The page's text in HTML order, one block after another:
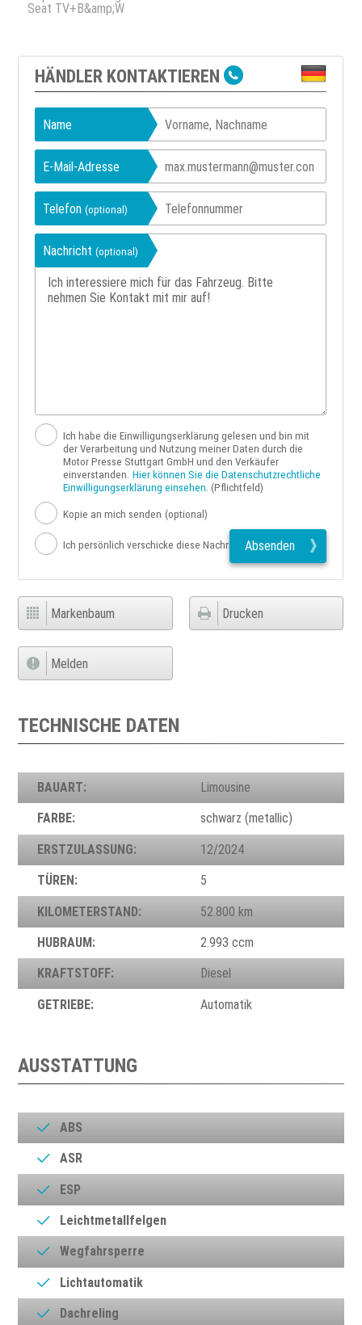
HÄNDLER KONTAKTIEREN
Name
E-Mail-Adresse
Telefon(optional)
Nachricht(optional)
Ich habe die Einwilligungserklärung gelesen und bin mit
der Verarbeitung und Nutzung meiner Daten durch die
Motor Presse Stuttgart GmbH und den Verkäufer
einverstanden. Hier können Sie die Datenschutzrechtliche
Einwilligungserklärung einsehen. (Pflichtfeld)
Kopie an mich senden (optional)
Ich persönlich verschicke diese Nachricht Absenden
Markenbaum Drucken
Melden
TECHNISCHE DATEN
BAUART: Limousine
FARBE: schwarz (metallic)
ERSTZULASSUNG: 12/2024
TÜREN: 5
KILOMETERSTAND: 52.800 km
HUBRAUM: 2.993 ccm
KRAFTSTOFF: Diesel
GETRIEBE: Automatik
AUSSTATTUNG
ABS
ASR
ESP
Leichtmetallfelgen
Wegfahrsperre
Lichtautomatik
Dachreling